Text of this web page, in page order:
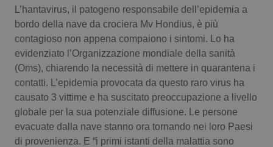
Lavoro e Professioni
Scienza e Farmaci
Studi e Analisi
Lettere al direttore
L’hantavirus, il patogeno responsabile dell’epidemia a
bordo della nave da crociera Mv Hondius, è più
contagioso non appena compaiono i sintomi. Lo ha
evidenziato l’Organizzazione mondiale della sanità
(Oms), chiarendo la necessità di mettere in quarantena i
contatti. L’epidemia provocata da questo raro virus ha
causato 3 vittime e ha suscitato preoccupazione a livello
globale per la sua potenziale diffusione. Le persone
evacuate dalla nave stanno ora tornando nei loro Paesi
di provenienza. E “i primi istanti della malattia sono